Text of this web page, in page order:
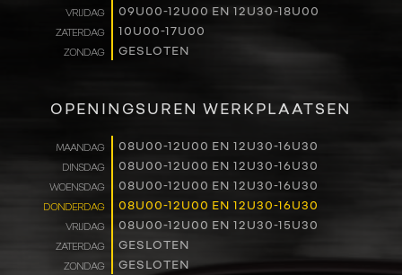
VERHUUR
NIEUWS
OVER ONS
WERKEN BIJ
CONTACT
VRIJDAG 09U00-12U00 EN 12U30-18U00
ZATERDAG 10U00-17U00
ZONDAG GESLOTEN
OPENINGSUREN WERKPLAATSEN
MAANDAG 08U00-12U00 EN 12U30-16U30
DINSDAG 08U00-12U00 EN 12U30-16U30
WOENSDAG 08U00-12U00 EN 12U30-16U30
DONDERDAG 08U00-12U00 EN 12U30-16U30
VRIJDAG 08U00-12U00 EN 12U30-15U30
ZATERDAG GESLOTEN
ZONDAG GESLOTEN